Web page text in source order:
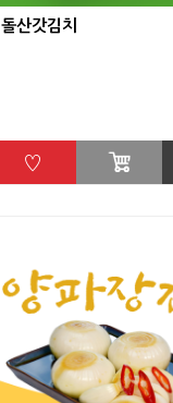
돌산갓김치
♡